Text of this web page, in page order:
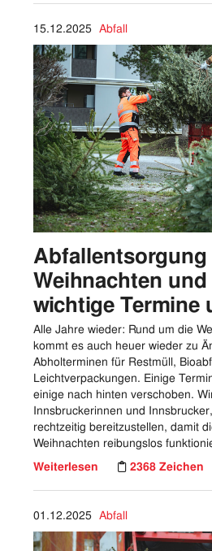
15.12.2025 Abfall
Abfallentsorgung
Weihnachten und
wichtige Termine
Alle Jahre wieder: Rund um die
kommt es auch heuer wieder zu
Abholterminen für Restmüll,
Leichtverpackungen. Einige
einige nach hinten verschoben.
Innsbruckerinnen und
rechtzeitig bereitzustellen, damit
Weihnachten reibungslos
Weiterlesen
2368 Zeichen
01.12.2025 Abfall